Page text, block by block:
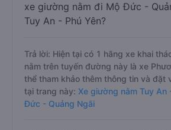
xe giường nằm đi Mộ Đức -
Tuy An - Phú Yên?
Trả lời: Hiện tại có 1 hãng xe khai
nằm trên tuyến đường này là xe
thể tham khảo thêm thông tin và đặt
tại trang này: Xe giường nằm Tuy An
Đức - Quảng Ngãi